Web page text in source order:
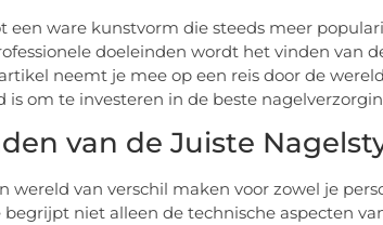
een ware kunstvorm die steeds meer
doeleinden wordt het vinden van
neemt je mee op een reis door de
om te investeren in de beste
van de Juiste
wereld van verschil maken voor zowel je
niet alleen de technische aspecten